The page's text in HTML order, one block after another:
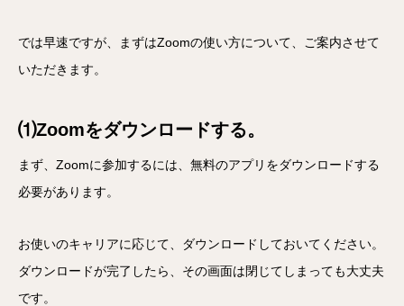
では早速ですが、まずはZoomの使い方について、ご案内させて
いただきます。
⑴Zoomをダウンロードする。
まず、Zoomに参加するには、無料のアプリをダウンロードする
必要があります。
お使いのキャリアに応じて、ダウンロードしておいてください。
ダウンロードが完了したら、その画面は閉じてしまっても大丈夫
です。